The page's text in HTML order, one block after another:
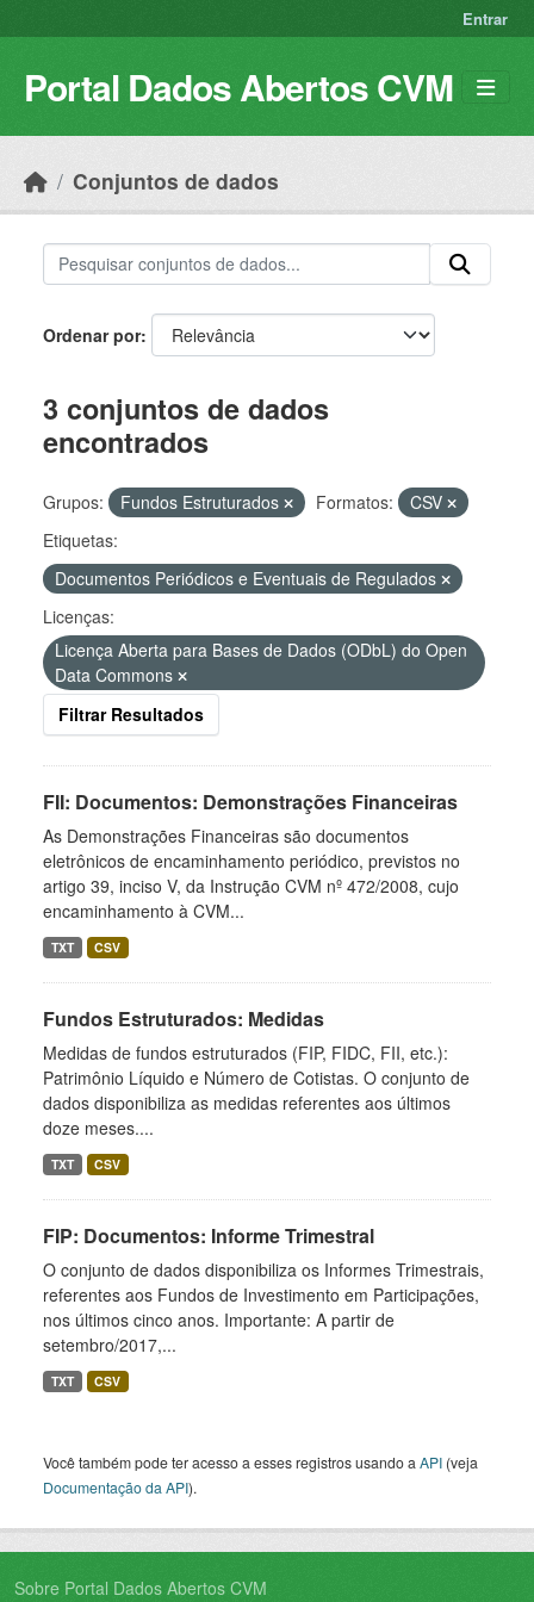
Entrar
Portal Dados Abertos CVM
Conjuntos de dados
Ordenar por
3 conjuntos de dados
encontrados
Grupos: Fundos Estruturados Formatos:
CSV
Etiquetas:
Documentos Periódicos e Eventuais de Regulados
Licenças:
Licença Aberta para Bases de Dados (ODbL) do Open
Data Commons
Filtrar Resultados
FII: Documentos: Demonstrações Financeiras
As Demonstrações Financeiras são documentos
eletrônicos de encaminhamento periódico, previstos no
artigo 39, inciso V, da Instrução CVM nº 472/2008, cujo
encaminhamento à CVM...
TXT CSV
Fundos Estruturados: Medidas
Medidas de fundos estruturados (FIP, FIDC, FII, etc.):
Patrimônio Líquido e Número de Cotistas. O conjunto de
dados disponibiliza as medidas referentes aos últimos
doze meses....
TXT CSV
FIP: Documentos: Informe Trimestral
O conjunto de dados disponibiliza os Informes Trimestrais,
referentes aos Fundos de Investimento em Participações,
nos últimos cinco anos. Importante: A partir de
setembro/2017,...
TXT CSV
Você também pode ter acesso a esses registros usando a API (veja
Documentação da API).
Sobre Portal Dados Abertos CVM